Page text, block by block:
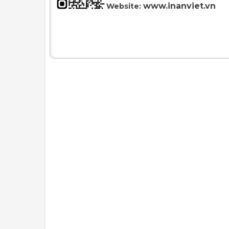
Website: www.inanviet.vn